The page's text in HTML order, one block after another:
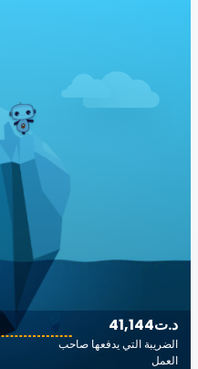
41,144د.ت
الضريبة التي يدفعها صاحب
العمل